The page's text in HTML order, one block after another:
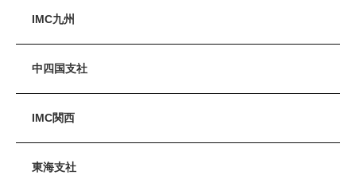
IMC九州
中四国支社
IMC関西
東海支社